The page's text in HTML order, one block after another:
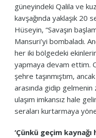
güneyindeki Qalila ve
kavşağında yaklaşık 20
Hüseyin, “Savaşın
Mansuri’yi bombaladı.
her iki bölgedeki
yapmaya devam ettim.
şehre taşınmıştım,
arasında gidip gelmenin
ulaşım imkansız hale
seraları kurtarmaya
‘Çünkü geçim